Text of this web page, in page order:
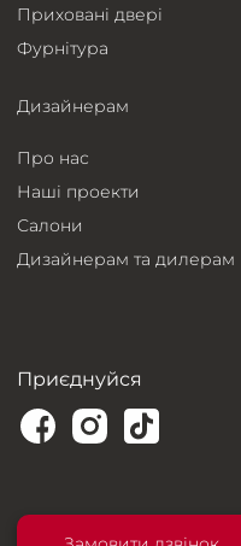
Приховані двері
Фурнітура
Дизайнерам
Про нас
Наші проекти
Салони
Дизайнерам та дилерам
Приєднуйся